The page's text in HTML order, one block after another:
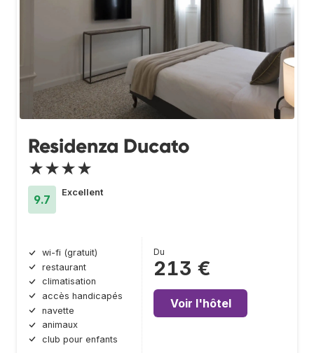
Residenza Ducato
★★★★
9.7
Excellent
wi-fi (gratuit)
restaurant
climatisation
accès handicapés
navette
animaux
club pour enfants
Du
213 €
Voir l'hôtel